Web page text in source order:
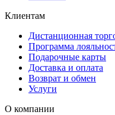
Клиентам
Дистанционная
Программа
Подарочные карты
Доставка и оплата
Возврат и обмен
Услуги
О компании